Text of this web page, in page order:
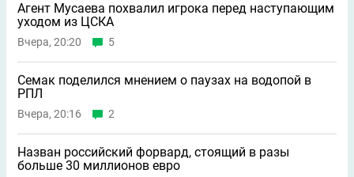
Агент Мусаева похвалил игрока перед наступающим
уходом из ЦСКА
Вчера, 20:20 5
Семак поделился мнением о паузах на водопой в
РПЛ
Вчера, 20:16 2
Назван российский форвард, стоящий в разы
больше 30 миллионов евро